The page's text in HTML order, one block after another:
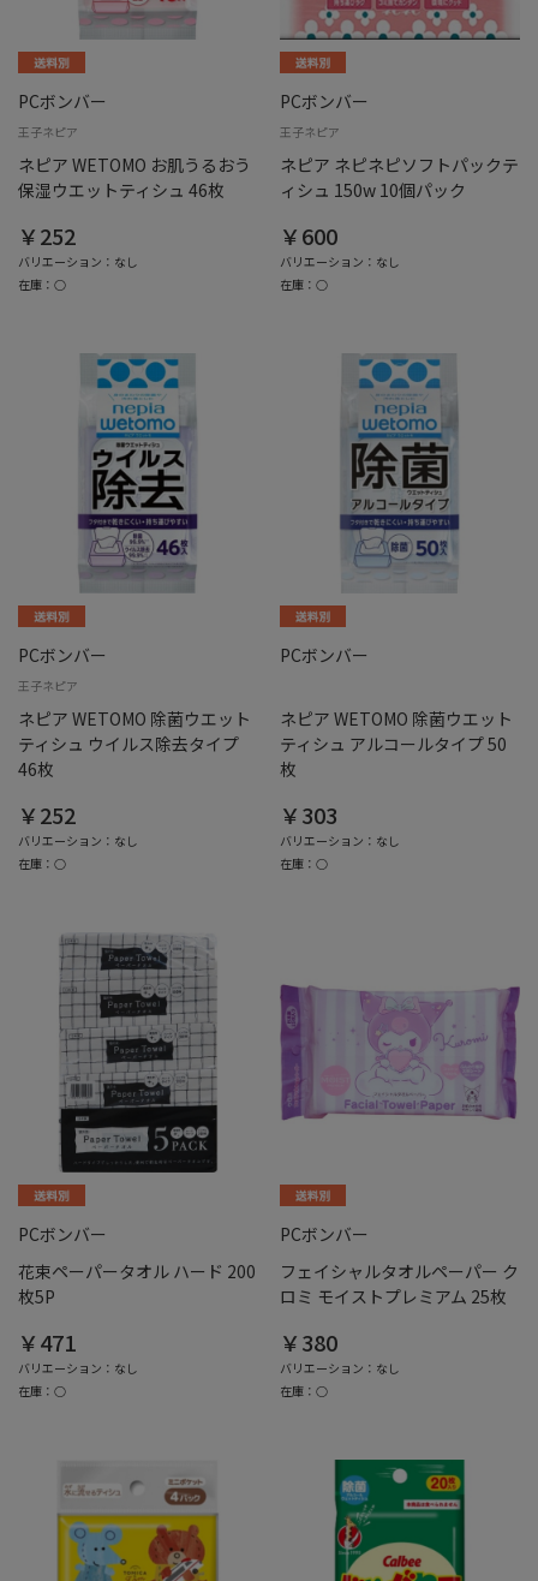
PCボンバー
王子ネピア
ネピア WETOMO お肌うるおう
保湿ウエットティシュ 46枚
￥252
バリエーション：なし
在庫：○
PCボンバー
王子ネピア
ネピア ネピネピソフトパックテ
ィシュ 150w 10個パック
￥600
バリエーション：なし
在庫：○
PCボンバー
王子ネピア
ネピア WETOMO 除菌ウエット
ティシュ ウイルス除去タイプ
46枚
￥252
バリエーション：なし
在庫：○
PCボンバー
ネピア WETOMO 除菌ウエット
ティシュ アルコールタイプ 50
枚
￥303
バリエーション：なし
在庫：○
PCボンバー
花束ペーパータオル ハード 200
枚5P
￥471
バリエーション：なし
在庫：○
PCボンバー
フェイシャルタオルペーパー ク
ロミ モイストプレミアム 25枚
￥380
バリエーション：なし
在庫：○